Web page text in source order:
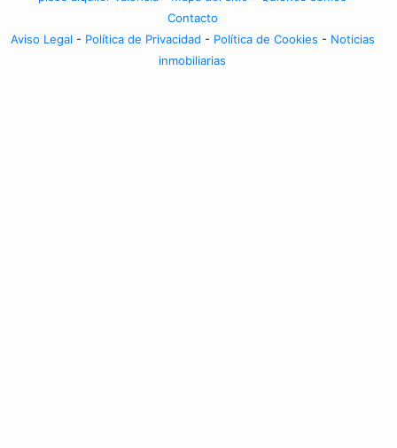
Contacto
Aviso Legal - Política de Privacidad - Política de Cookies - Noticias
inmobiliarias